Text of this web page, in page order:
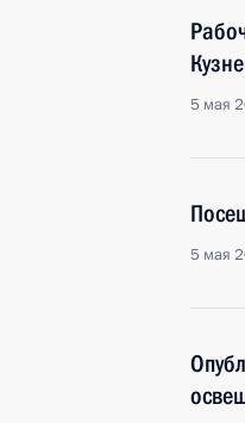
5 мая
5 мая